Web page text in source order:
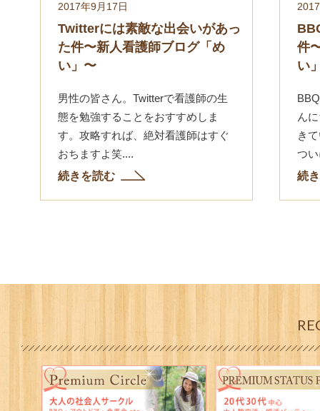
2017年9月17日
Twitterには素敵な出会いがあっ
た件〜新人看護師ブログ「め
い」〜
男性の皆さん。Twitterで看護師の生
態を勉強することをおすすめしま
す。攻略すれば、絶対看護師はすぐ
おちますよ笑....
続きを読む
件
い
ん
き
つ
続